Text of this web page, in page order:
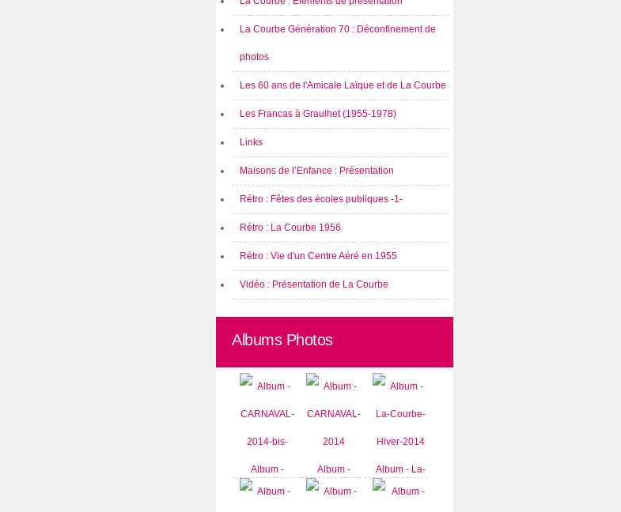
La Courbe Génération 70 : Déconfinement de
photos
Les 60 ans de l'Amicale Laïque et de La Courbe
Les Francas à Graulhet (1955-1978)
Links
Maisons de l’Enfance : Présentation
Rétro : Fêtes des écoles publiques -1-
Rétro : La Courbe 1956
Rétro : Vie d'un Centre Aéré en 1955
Vidéo : Présentation de La Courbe
Albums Photos
Album -
CARNAVAL-
Album -
CARNAVAL-
Album - La-
Courbe-